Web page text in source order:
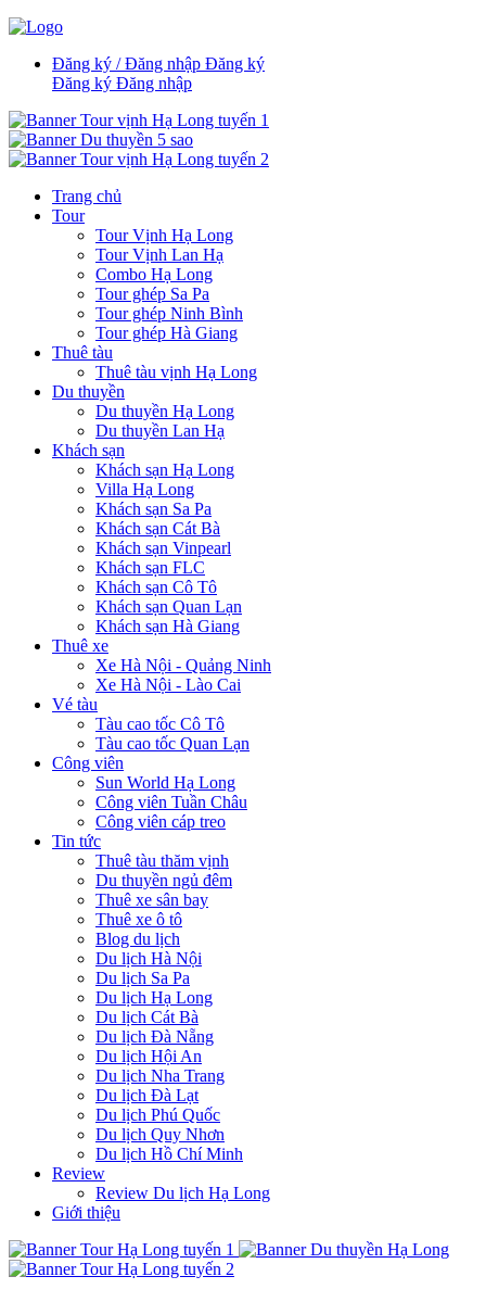
Đăng ký / Đăng nhập Đăng ký
Đăng ký Đăng nhập
Trang chủ
Tour
Tour Vịnh Hạ Long
Tour Vịnh Lan Hạ
Combo Hạ Long
Tour ghép Sa Pa
Tour ghép Ninh Bình
Tour ghép Hà Giang
Thuê tàu
Thuê tàu vịnh Hạ Long
Du thuyền
Du thuyền Hạ Long
Du thuyền Lan Hạ
Khách sạn
Khách sạn Hạ Long
Villa Hạ Long
Khách sạn Sa Pa
Khách sạn Cát Bà
Khách sạn Vinpearl
Khách sạn FLC
Khách sạn Cô Tô
Khách sạn Quan Lạn
Khách sạn Hà Giang
Thuê xe
Xe Hà Nội - Quảng Ninh
Xe Hà Nội - Lào Cai
Vé tàu
Tàu cao tốc Cô Tô
Tàu cao tốc Quan Lạn
Công viên
Sun World Hạ Long
Công viên Tuần Châu
Công viên cáp treo
Tin tức
Thuê tàu thăm vịnh
Du thuyền ngủ đêm
Thuê xe sân bay
Thuê xe ô tô
Blog du lịch
Du lịch Hà Nội
Du lịch Sa Pa
Du lịch Hạ Long
Du lịch Cát Bà
Du lịch Đà Nẵng
Du lịch Hội An
Du lịch Nha Trang
Du lịch Đà Lạt
Du lịch Phú Quốc
Du lịch Quy Nhơn
Du lịch Hồ Chí Minh
Review
Review Du lịch Hạ Long
Giới thiệu